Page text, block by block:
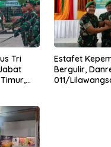
Tri
Estafet
Bergulir,
011/